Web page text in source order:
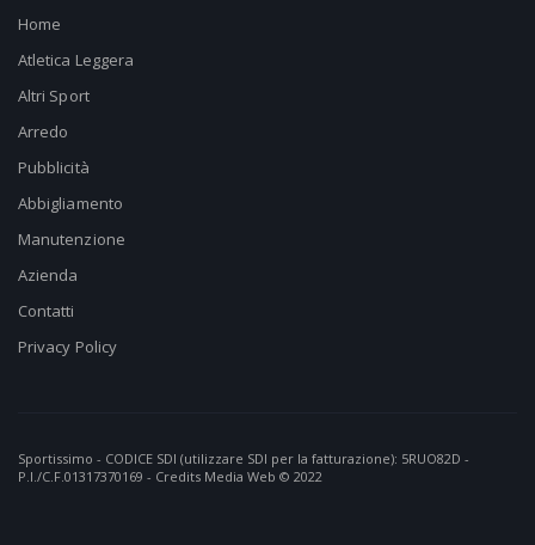
Home
Atletica Leggera
Altri Sport
Arredo
Pubblicità
Abbigliamento
Manutenzione
Azienda
Contatti
Privacy Policy
Sportissimo - CODICE SDI (utilizzare SDI per la fatturazione): 5RUO82D -
P.I./C.F.01317370169 - Credits Media Web © 2022